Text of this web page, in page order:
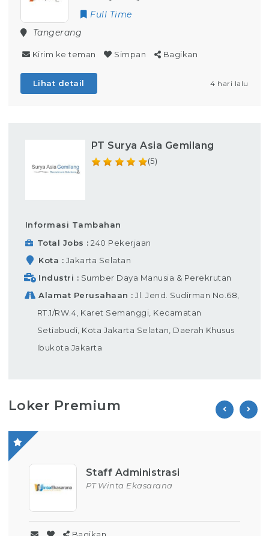
Full Time
Tangerang
Kirim ke teman Simpan Bagikan
Lihat detail 4 hari lalu
PT Surya Asia Gemilang
(5)
Informasi Tambahan
Total Jobs
240 Pekerjaan
Kota
Jakarta Selatan
Industri
Sumber Daya Manusia & Perekrutan
Alamat Perusahaan
Jl. Jend. Sudirman No.68,
RT.1/RW.4, Karet Semanggi, Kecamatan
Setiabudi, Kota Jakarta Selatan, Daerah Khusus
Ibukota Jakarta
Loker Premium
Staff Administrasi
PT Winta Ekasarana